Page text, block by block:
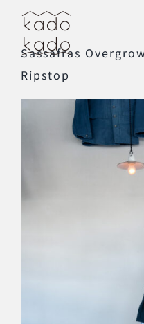
Skip
contentSassafras
Ripstop